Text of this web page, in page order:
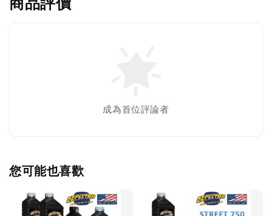
成為首位評論者
您可能也喜歡